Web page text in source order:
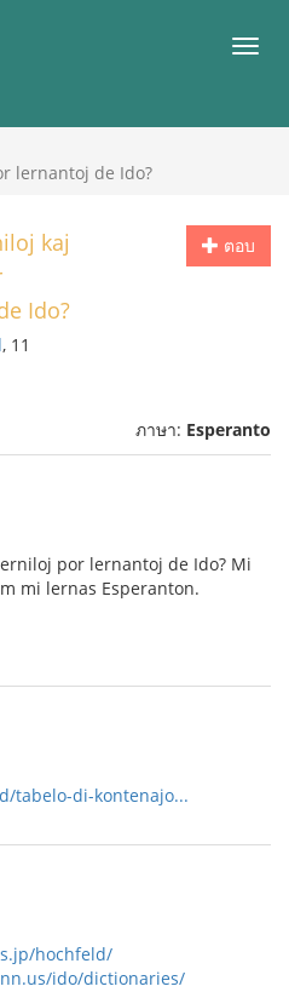
เมนู
lernantoj de Ido?
ตอบ
kaj
Ido?
, 11
ภาษา: Esperanto
por lernantoj de Ido? Mi
mi lernas Esperanton.
tabelo-di-kontenajo...
hochfeld/
ido/dictionaries/